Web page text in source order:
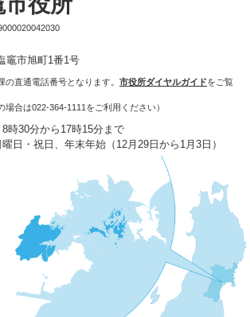
竈市旭町1番1号
の直通電話番号となります。 市役所ダイヤルガイドをご覧
場合は022-364-1111をご利用ください）
時30分から17時15分まで
日・祝日、年末年始（12月29日から1月3日）